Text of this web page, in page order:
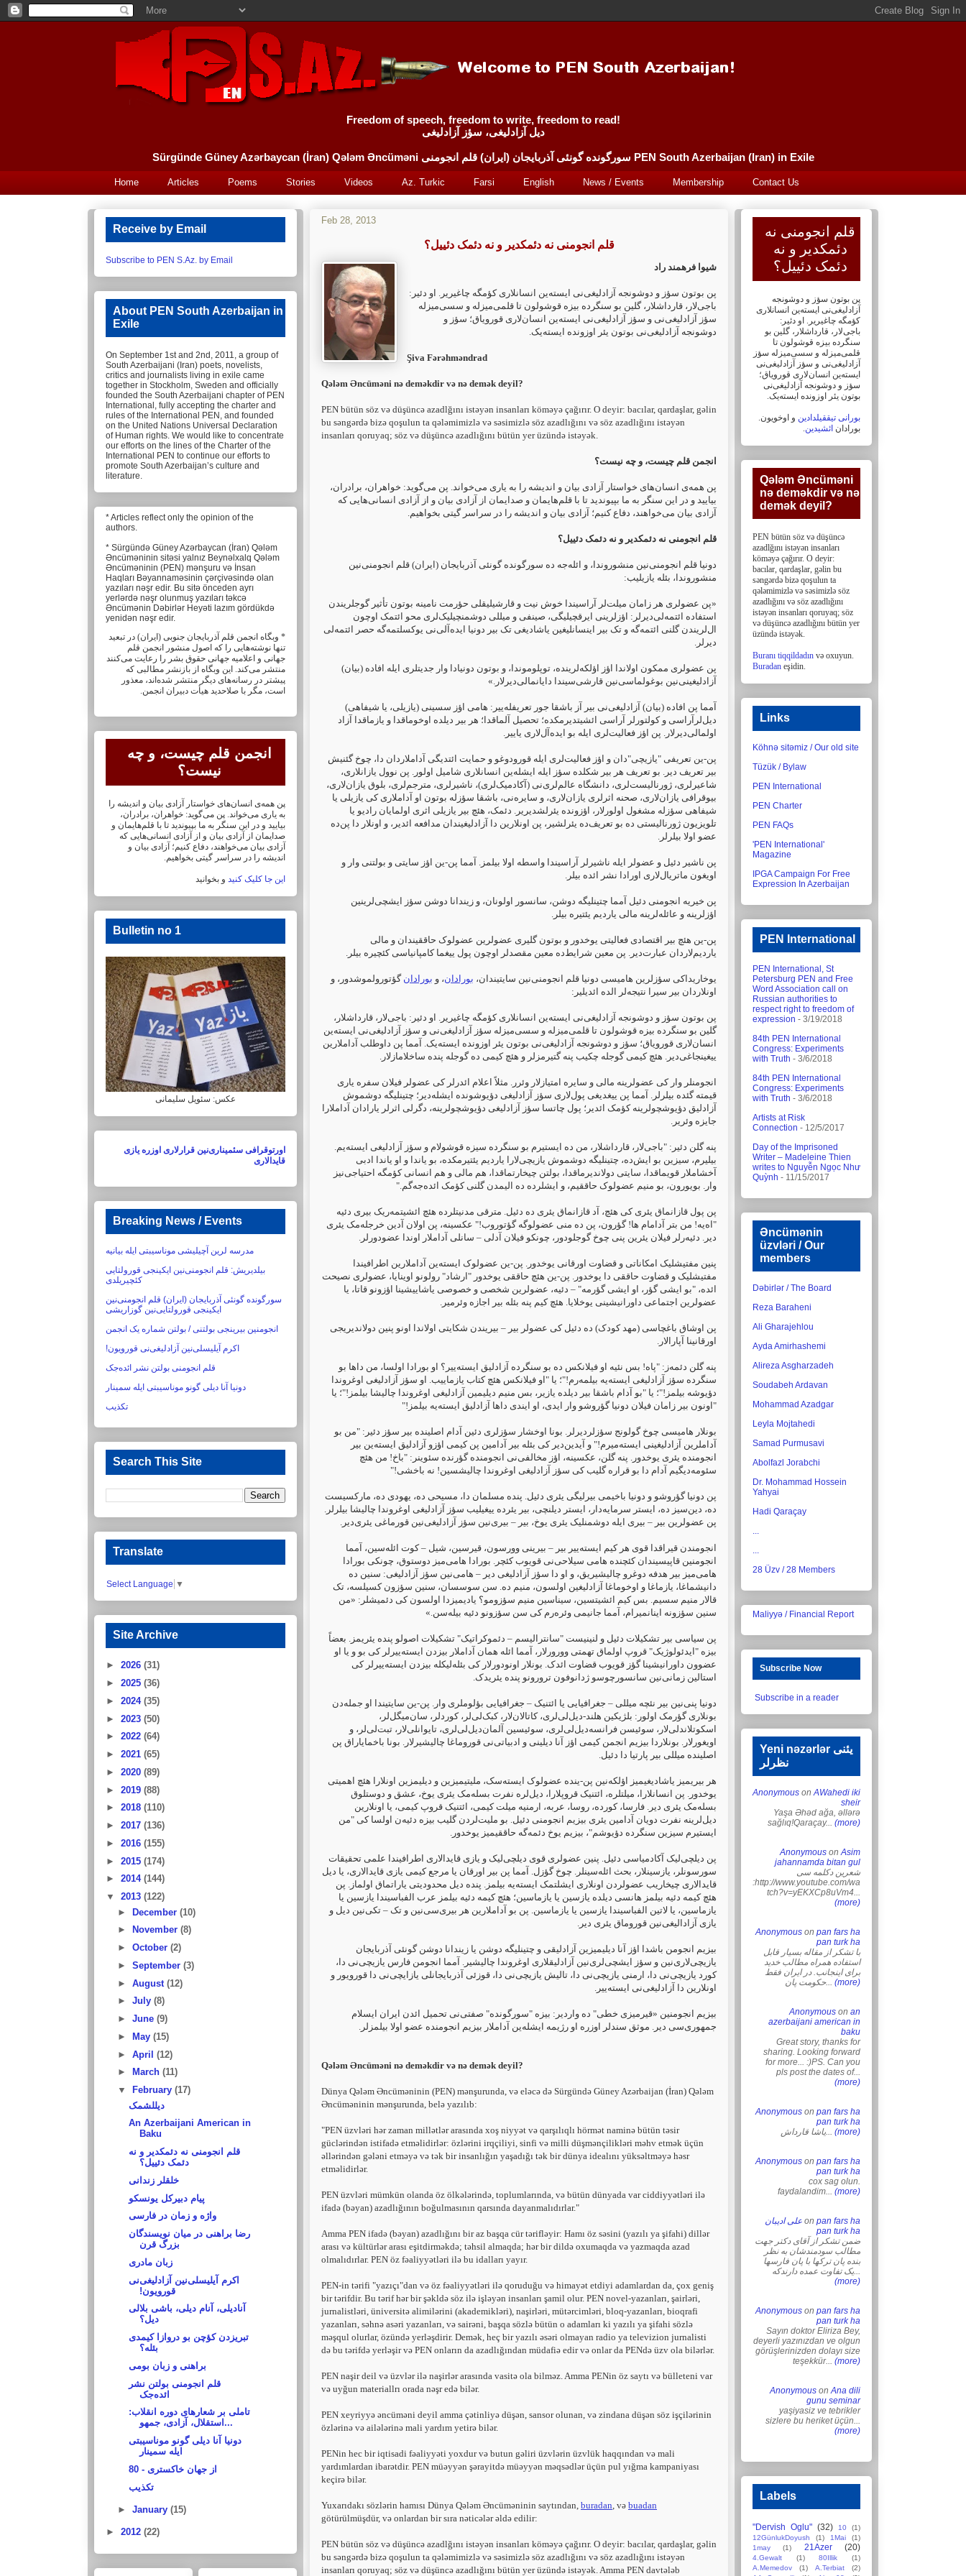
Freedom of speech, freedom to write, freedom to read!
دیل آزادلیغی، سؤز آزادلیغی
Sürgünde Güney Azərbaycan (İran) Qələm Əncüməni سورگونده گونئی آذربایجان (ایران) قلم انجومنی PEN South Azerbaijan (Iran) in Exile
Home Articles Poems Stories Videos Az. Turkic Farsi English News / Events Membership Contact Us
Feb 28, 2013
قلم انجومنی نه دئمکدیر و نه دئمک دئییل؟
شیوا فرهمند راد
پن بوتون سؤز و دوشونجه آزادلیغی‌نی ایسته‌ین انسانلاری کؤمگه چاغیریر. او دئیر:
باجی‌لار، ‏قارداشلار، گلین بو سنگرده بیزه قوشولون تا قلمی‌میزله و سسی‌میزله
سؤز آزادلیغی‌نی و سؤز ‏آزادلیغی‌نی ایسته‌ین انسان‌لاری قورویاق؛ سؤز و
دوشونجه آزادلیغی‌نی بوتون یئر اوزونده ایسته‌یک. ‏
Şiva Fərəhməndrad
Qələm Əncüməni nə deməkdir və nə demək deyil?‎
PEN bütün söz və düşüncə azadlğını istəyən insanları köməyə çağırır. O deyir: bacılar, ‎qardaşlar, gəlin
bu səngərdə bizə qoşulun ta qələmimizlə və səsimizlə söz azadlığını və söz ‎azadlığını istəyən
insanları qoruyaq; söz və düşüncə azadlığını bütün yer üzündə istəyək.
انجمن قلم چیست، و چه نیست؟
پن همه‌ی انسان‌های خواستار آزادی بیان و اندیشه را به یاری می‌خواند. پن می‌گوید: خواهران، ‏برادران،
بیایید و در این سنگر به ما بپیوندید تا با قلم‌هایمان و صدایمان از آزادی بیان و از آزادی ‏انسانی‌هایی که
آزادی بیان می‌خواهند، دفاع کنیم؛ آزادی بیان و اندیشه را در سراسر گیتی ‏بخواهیم.
قلم انجومنی نه دئمکدیر و نه دئمک دئییل؟
دونیا قلم انجومنی‌نین منشوروندا، و ائله‌جه ده سورگونده گونئی آذربایجان (ایران) قلم انجومنی‌نین
‏منشوروندا، بئله یازیلیب:‏
‏«پن عضولری هر زامان میلت‌لر آراسیندا خوش نیت و قارشیلیقلی حؤرمت نامینه بوتون تأثیر ‏گوجلریندن
استفاده ائتمه‌لی‌دیرلر: اؤزلرینی ایرقچیلیگی، صینفی و میللی دوشمنچیلیک‌لری محو ‏ائتمک اوچون
ال‌لریندن گلنی ائتمه‌گه و تک بیر اینسانلیغین یاشادیغی تک بیر دونیا ایده‌آلی‌نی ‏یوکسلتمه‌گه حصر ائتمه‌لی
دیرلر.‏
پن عضولری ممکون اولاندا اؤز اؤلکه‌لرینده، توپلوموندا، و بوتون دونیادا وار جدیتلری ایله افاده (بیان)
‏آزادلیغینی‌نین بوغولماسی‌نین قارشی‌سیندا دایانمالی‌دیرلار.»‏
آمما پن افاده (بیان) آزادلیغی‌نی بیر آز باشقا جور تعریفله‌ییر: هامی اؤز سسینی (یازیلی، یا ‏شیفاهی)
دیل‌لرآراسی و کولتورلر آراسی ائشیتدیرمکده؛ تحصیل آلماقدا؛ هر بیر دیلده اوخوماقدا و ‏یازماقدا آزاد
اولمالی‌دیرلار. پن اؤز فعالیت‌لری ایله بو ایده‌آل‌لاری یاییر.‏
پن-ین تعریفی "یازیچی"دان و اؤز فعالیت‌لری ایله قورودوغو و حمایت ائتدیگی آداملاردان دا، چوخ ‏گئنیش
بیر تعریف دیر. بو تعریف هر بیر شکلده سؤز ایله ایشله‌ین انسانلاری شامیل اولور. پن نوول ‏یازانلاری،
شاعیرلری، ژورنالیست‌لری، دانشگاه عالم‌لری‌نی (آکادمیک‌لری)، ناشیرلری، مترجم‌لری، ‏بلوق یازان‌لاری،
بیوقرافی یازان‌لاری، صحنه اثرلری یازان‌لاری، و سایره‌نی، باشقا سؤزله بوتون او ‏آداملاری کی یازیلی یا
شیفاهی سؤزله مشغول اولورلار، اؤزونده یئرلشدیریر. دئمک، هئچ بیر یازیلی ‏اثری اولمایان رادیو یا
تلویزیون ژورنالیستی ده بو تعریف‌ده یئرلشیر، پن اونلارین دا آزادلیغیندان مدافعه ‏ائدیر، و اونلار دا پن‌ده
عضو اولا بیلرلر.‏
پن ناشیر دئیل و عضولر ایله ناشیرلر آراسیندا واسطه اولا بیلمز. آمما پن-ین اؤز سایتی و بولتنی وار ‏و
اویغون ماتریال‌لاری اورادا نشر ائده بیلر.‏
پن خیریه انجومنی دئیل آمما چتینلیگه دوشن، سانسور اولونان، و زیندانا دوشن سؤز ایشچی‌لرینین
‏اؤزلرینه و عائله‌لرینه مالی یاردیم یئتیره بیلر.‏
پن-ین هئچ بیر اقتصادی فعالیتی یوخدور و بوتون گلیری عضولرین عضولوک حاققیندان و مالی
‏یاردیم‌لاردان عبارت‌دیر. پن معین شرایط‌ده معین مقصدلر اوچون پول ییغما کامپانیاسی کئچیره بیلر.‏
یوخاریداکی سؤزلرین هامیسی دونیا قلم انجومنی‌نین سایتیندان، بورادان، و بورادان گؤتورولموشدور، ‏و
اونلاردان بیر سیرا نتیجه‌لر الده ائدیلیر:‏
پن بوتون سؤز و دوشونجه آزادلیغی‌نی ایسته‌ین انسانلاری کؤمگه چاغیریر. او دئیر: باجی‌لار، ‏قارداشلار،
گلین بو سنگرده بیزه قوشولون تا قلمی‌میزله و سسی‌میزله سؤز آزادلیغی‌نی و سؤز ‏آزادلیغی‌نی ایسته‌ین
انسان‌لاری قورویاق؛ سؤز و دوشونجه آزادلیغی‌نی بوتون یئر اوزونده ایسته‌یک. ‏آمما پن داوطلب آداملارین
ییغینجاغی‌دیر. هئچ کیمی گوجله چکیب پنه گتیرمزلر و هئچ کیمی ده ‏گوجله پنده ساخلامازلار.‏
انجومنلر وار کی عضولرینه مالی و سایره امتیازلار وئرر. مثلاً اعلام ائدرلر کی عضولر فیلان سفره ‏یاری
قیمته گئده بیلرلر. آمما پن ییغدیغی پول‌لاری سؤز آزادلیغی دؤیوشونده ایشله‌دیر؛ چتینلیگه ‏دوشموش
آزادلیق دؤیوشچولرینه کؤمک ائدیر؛ پول چاتسا سؤز آزادلیغی دؤیوشچولرینه، دگرلی اثرلر ‏یارادان آداملارا
جایزه وئریر.‏
پنه گلن دئیر: "باجی‌لار، قارداشلار، من ده ایستیرم بو سنگرده سیزه قوشولام و سؤز آزادلیغی ‏ایسته‌یم.
بیلیرم، سیزین بو ایش‌ده، چتینلیگه دوشموش یازیچی‌لارا یاردیم یئتیرمکده، بو یاندا و او ‏یاندا ادبی
آخشاملار قویماقدا، سایتی دولاندیرماقدا، بولتن چیخارتماقدا، هم مالی و هم انسانی ‏کؤمگه احتیاجی‌نیز
وار. بویورون، بو منیم عضولوک حاققیم، و ایشلرده ده الیمدن گلنی کؤمک ‏ائده‌جه‌گم."‏
پن پول قازانماق یئری کی هئچ، آد قازانماق یئری ده دئیل. مترقی مدنیتلرده هئچ ائشیتمه‌ریک بیری ‏دئیه
"اه‌یه! من بتر آدامام ها! گؤرون، پن ده منی عضولوگه گؤتوروب!" عکسینه، پن اولان آدین ‏خرجله‌مک یئری
دیر. دئیه‌رلر فیلان یئرین پنی چوخ گوجلودور، چونکو فیلان آدلی – سانلی آداملار ‏اوندا عضودورلر.‏
پنین مفتیشلیک امکاناتی و قضاوت اورقانی یوخدور. پن-ین عضولوک ایسته‌ین آداملارین اطرافیندا
‏مفتیشلیک و قضاوت حاققی دا یوخدور. پن-ین هئچ حاققی یوخدور "ارشاد" رولونو اوینایا، عضولری ‏نصیحت
ائده، "بو ایشی گؤر، او ایشی گؤرمه" – دئیه، عضولرین شخصی و خصوصی یاشاییشینا ‏اؤزونو قاتا، یا
عضولرین اجتماعی داورانیشینی یوخلایا. هئچ کیم پنه بئله بیر اجازه وئرمیر.‏
پن اوشاق باغچاسی (مهد کودک) ده دئیل کی عضولر بیر – بیریندن شکایتی اولاندا اونو پنین ‏دولاندیریجی
اورقانینا آپارالار.‏
پنه گلن دئمه‌ز: "پاه! بس نئیه او فیلانکس ده بو سنگرده آزادلیق ایسته‌ییر؟ او بورادا اولسا، من داها ‏بو
سنگرده سؤز آزادلیغی ایسته‌یه بیلمه‌رم!"؛ یا "او فیلانکس هئچ کتاب یازماییب. او سؤز آزادلیغی ‏اوغروندا
دؤیوشه بیلمز!"؛ یا "بو آدام باشقا بیر دیلده یازیر، بس منیم دیلیمین آزادلیغی‌ اوغروندا ‏چالیشا بیلمز!"؛ یا
"اونون بیر زامان فیلان دونیا گؤروشو وار ایدی، او ایندی داها آزادلیق ایسته‌یه ‏بیلمز!"‏
بونلار هامیسی چوخ گولونج سؤزلردیرلر. بونا اوخشار سؤزلری دئین آدام اصلینده بیر سؤز دئیر: "من ‏بو
آداملرین آزادلیغینی ایسته‌میرم!" و آیدین‌دیر کی بئله بیر آدامین پن کیمی اؤزو آزادلیق ایسته‌ین ‏بیر
انجومنده یئری یوخدور. پنه گلن، عکسینه، اؤز مخالفی‌نی انجومنده گؤرنده سئوینر: "باخ! من ‏هئچ
سئومه‌دیگیم آدام دا بو قراره گلیب کی سؤز آزادلیغی اوغروندا چالیشسین! نه باخشی!"‏
پن دونیا گؤروشو و دونیا باخیمی بیرلیگی یئری دئیل. پنده مسلمان دا، مسیحی ده، یهودی ده، ‏مارکسیست
ده، دین‌سیز ده، ایستر سرمایه‌دار، ایستر دیلنچی، بیر یئرده ییغیلیب سؤز آزادلیغی ‏اوغروندا چالیشا بیلرلر.
پن عضولرین بیر – بیری ایله دوشمنلیک یئری یوخ، بیر – بیری‌نین سؤز ‏آزادلیغی‌نین قورماغی یئری‌دیر.‏
انجومندن قیراقدا قوی هر کیم ایسته‌ییر بیر – بیرینی وورسون، قیرسین، شیل – کوت ائله‌سین، آمما
‏انجومنین قاپیسیندان کئچنده هامی سیلاحی‌نی قویوب کئچر. بورادا هامی‌میز دوستوق، چونکی ‏بورادا
هامی‌میز بیر هدفه دوغرو چالیشیریق، و او دا سؤز آزادلیغی دیر – هامی‌نین سؤز آزادلیغی: ‏سنین ده
دانیشماغا، یازماغا و اوخوماغا آزادلیغین اولسون، منیم ده. سن سوسسان، سنین ‏سؤزون کسیلسه، تک
قالار منیم سسیم. بس کیم ائشیتسین، سیناسین منیم سؤزومو؟ یادیمیزدا ‏اولسون کی دئمیشلر: «من
سنین سؤزونه اینانمیرام، آمما جانیمی وئره‌رم کی سن سؤزونو دئیه ‏بیله‌سن.»‏
پن سیاسی بیر تشکیلات دئیل و لنینیست "سانترالیسم – دئموکراتیک" تشکیلات اصولو پنده یئریمز. ‏بعضاً
بیزه "ایدئولوژیک" قروپ اولماق تهمتی وورورلار، آمما ائله همان آداملار بیزدن ایسته‌ییرلر کی بو ‏و یا او
عضوون داورانیشینا گؤز قویوب قضاوت ائدک. بونلار اونودورلار کی بئله‌لیکله بیزدن ایسته‌ییرلر ‏کی
استالین زمانی‌نین سانسورچوسو ژدانوفون ترورونو پنده یئریدک.‏
دونیا پنی‌نین بیر نئچه میللی – جغرافیایی یا ائتنیک – جغرافیایی بؤلوملری وار. پن‌-ین سایتیندا او ‏جمله‌دن
بونلاری گؤرمک اولور: بلژیکین هلند-دیل‌لی‌لری، کاتالان‌لار، کبک‌لی‌لر، کوردلر، سان‌میگل‌لر،
‏اسکوتلاندلی‌لار، سوئیسن فرانسه‌دیل‌لی‌لری، سوئیسین آلمان‌دیل‌لی‌لری، تایوانلی‌لار، تبت‌لی‌لر، و
‏اویغورلار. بونلاردا بیزیم انجمن کیمی اؤز آنا دیلینی و ادبیاتی‌نی قوروماغا چالیشیرلار. بونا باخمایاراق ‏پن
اصلینده میللی بیر پارتیا دا دئیل.‏
هر بیریمیز یاشادیغیمیز اؤلکه‌نین پن-ینده عضولوک ایسته‌سک، ملیتیمیزین و دیلیمزین اونلارا هئچ ‏اهمیتی
یوخدور. پن انسانلارا، میلتلره، ائتنیک قروپلارا، دیل‌لره نفرت بسله‌مک یئری یوخ، عشق و ‏دوستلوق
بسله‌مک یئری دیر. فارسا، کورده، روسا، عربه، ارمنیه میلت کیمی، ائتنیک قروپ کیمی، ‏یا اونلارین
دیل‌لرینه نفرت دویان آدامین یئری بیزیم انجومنی دئیل. بو ملیت‌لردن گلیب بیزه دئیه‌ن ‏اولسا کی "من
ایستیرم سیزین سنگرده دؤیوشم"، بیزیم یوخ دئمه‌گه حاققیمیز یوخدور.‏
پن دیلچی‌لیک آکادمیاسی دئیل. پنین عضولری قوی دیلچی‌لیک و یازی قایدالاری اطرافیندا علمی ‏تحقیقات
سورسونلر، یازسینلار، بحث ائله‌سینلر. چوخ گؤزل. آمما پن بیر اورقان یا مرجع کیمی یازی ‏قایدالاری، یا دیل
قایدالاری چیخاریب عضولردن اونلاری ایشلتمک ایسته‌یه بیلمز. پنده دیل محدودیتی ‏یاراتماق اولماز. پن
هئچ کیمه دئیه بیلمز هانسی دیلده یازسین یا یازماسین؛ هئچ کیمه دئیه بیلمز ‏عرب الفباسیندا یازسین یا
یازماسین، یا لاتین الفباسیندا یازسین یا یازماسین. پن بو آداملارین هر ‏بیری‌سی‌نین و تک – تکی‌نین دیل و
یازی آزادالیغی‌نین قوروماق یئری دیر.‏
بیزیم انجومن باشدا اؤز آنا دیلیمیزین آزادلیقی و چتینلیگه دوشن یا زیندانا دوشن گونئی آذربایجان
‏یازیچی‌لاری‌نین و سؤز ایشچی‌لری‌نین آزادلیقلاری اوغروندا چالیشیر. آمما انجومن فارس یازیچی‌نی ‏دا،
کورد یازیچی‌نی دا، ارمنی یازیچی‌نی دا، تالیش یازیچی‌نی دا، قوزئی آذربایجانلی یازایچی‌نی دا ‏قورویور و
اونلارین دا آزادلیغی‌نی ایسته‌ییر.‏
بیزیم انجومنین «قیرمیزی خطی" ده واردیر: بیزه "سورگونده" صفتی‌نی تحمیل ائدن ایران ایسلام
‏جمهوری‌سی دیر. موثق سندلر اوزره او رژیمه ایشله‌ین آداملار بیزیم انجومنده عضو اولا بیلمزلر.‏
Qələm Əncüməni nə deməkdir və nə demək deyil?
Dünya Qələm Əncüməninin (PEN) mənşurunda, və eləcə də Sürgündə Güney Azərbaijan ‎‎(İran) Qələm
Əncüməninin mənşurunda, belə yazılıb:‎
‎"PEN üzvləri hər zaman millətlər arasında xoş niyyət və qarşılıqlı hörmət naminə bütün təsir
‎güclərindən istifadə etməlidirlər: özlərini irqçiliyi, sinfi və milli düşmənçilikləri məhv etmək ‎üçün
əllərindən gələni etməyə və tək bir insanlığın yaşadığı tək bir dünya idealını yüksəltməyə ‎həsr
etməlidirlər.‎
PEN üzvləri mümkün olanda öz ölkələrində, toplumlarında, və bütün dünyada var ciddiyyətləri ‎ilə
ifadə (bəyan) azadlığının boğulmasının qarsında dayanmalıdırlar."‎
Amma PEN ifadə (bəyan) azadlığını bir az başqa cür tərifləyir: Hamı öz səsini (yazılı ya şifahi) ‎dillər
arası və kültürlər arası eşitdirməkdə; təhsil almaqda; hər bir dildə oxumaqda və ‎yazmaqda azad
olmalıdırlar. PEN öz fəaliyyətləri ilə bu idalları yayır.‎
PEN-in tərifi "yazıçı"dan və öz fəaliyyətləri ilə qoruduğu və himayət etdiyi adamlardan da, çox ‎geniş
bir tərifdir. Bu tərif hər bir şəkldə söz ilə işləyən insanları şamil olur. PEN novel-‎yazanları, şairləri,
jurnalistləri, üniversitə alimilərini (akademikləri), naşirləri, mütərcimləri, bloq-‎yazanları, bioqrafi
yazanları, səhnə asəri yazanları, və sairəni, başqa sözlə bütün o adamları ki ‎yazılı ya şifahi sözlə
məşqul olurlar, özündə yerləşdirir. Demək, heç bir yazılı əsəri olmayan ‎radio ya televizion jurnalisti
də bu tərifdə yerləşir və PEN onların da azadlığından müdafiə edir ‎və onlar da PENdə üzv ola bilərlər.‎
PEN naşir deil və üzvlər ilə naşirlər arasında vasitə ola bilməz. Amma PENin öz saytı və ‎bülleteni var
və uyğun materiallrı orada nəşr edə bilər.‎
PEN xeyriyyə əncüməni deyil amma çətinliyə düşən, sansor olunan, və zindana düşən söz ‎işçilərinin
özlərinə və ailələrinə mali yardım yetirə bilər.‎
PENin hec bir iqtisadi fəaliyyəti yoxdur və butun gəliri üzvlərin üzvlük haqqından və mali
‎yardımlardan ibarətdir. PEN müəyyən şərayitdə müəyyən məqsədlər üçün pul yığma ‎kampaniyası
keçirə bilər.‎
Yuxarıdakı sözlərin hamısı Dünya Qələm Əncüməninin saytından, buradan, və buadan
‎götürülmüşdür, və onlardan bir sıra nəticələr əldə edilir:‎
PEN bütün söz və düşüncə azadlğını istəyən insanları köməyə çağırır. O deyir: bacılar, ‎qardaşlar, gəlin
bu səngərdə bizə qoşulun ta qələmimizlə və səsimizlə söz azadlığını və söz ‎azadlığını istəyən
insanları qoruyaq; söz və düşüncə azadlığını bütün yer üzündə istəyək. ‎Amma PEN davtələb
Receive by Email
Subscribe to PEN S.Az. by Email
About PEN South Azerbaijan in
Exile
On September 1st and 2nd, 2011, a group of
South Azerbaijani (Iran) poets, novelists,
critics and journalists living in exile came
together in Stockholm, Sweden and officially
founded the South Azerbaijani chapter of PEN
International, fully accepting the charter and
rules of the International PEN, and founded
on the United Nations Universal Declaration
of Human rights. We would like to concentrate
our efforts on the lines of the Charter of the
International PEN to continue our efforts to
promote South Azerbaijan’s culture and
literature.
* Articles reflect only the opinion of the
authors.
* Sürgündə Güney Azərbaycan (İran) Qələm
Əncüməninin sitəsi yalnız Beynəlxalq Qələm
Əncüməninin (PEN) mənşuru və İnsan
Haqları Bəyannaməsinin çərçivəsində olan
yazıları nəşr edir. Bu sitə önceden ayrı
yerlərdə nəşr olunmuş yazıları təkcə
Əncümənin Dəbirlər Heyəti lazım gördükdə
yenidən nəşr edir.
* وبگاه انجمن قلم آذربایجان جنوبی (ایران) در تبعید
تنها نوشته‌هایی را که اصول منشور انجمن قلم
جهانی و ‏اعلامیه جهانی حقوق بشر را رعایت می‌کنند
منتشر می‌کند. این وبگاه از بازنشر مطالبی که
پیشتر در ‏رسانه‌های دیگر منتشر شده‌اند، معذور
است، مگر با صلاحدید هیأت دبیران انجمن.
انجمن قلم چیست، و چه
نیست؟
پن همه‌ی انسان‌های خواستار آزادی بیان و اندیشه را
به یاری می‌خواند. پن می‌گوید: خواهران، ‏برادران،
بیایید و در این سنگر به ما بپیوندید تا با قلم‌هایمان‏ و
صدایمان از آزادی بیان و از آزادی ‏انسانی‌هایی که
آزادی بیان می‌خواهند، دفاع کنیم؛ آزادی بیان و
اندیشه را در سراسر گیتی ‏بخواهیم.
این جا کلیک کنید و بخوانید
Bulletin no 1
عکس: سئویل سلیمانی
اورتوقرافی سئمیناری‌نین قرارلاری اوزره یازی
قایدالاری
Breaking News / Events
مدرسه لرین آچیلیشی موناسیبتی ایله بیانیه
بیلدیریش:‏ قلم انجومنی‌نین ایکینجی قورولتایی
کئچیریلدی
سورگونده گونئی آذربایجان (ایران) قلم انجومنی‌نین
ایکینجی قورولتایی‌نین گوزاریشی‏
انجومنین بیرینجی بولتنی / بولتن شماره یک انجمن
اکرم آیلیسلی‌نین آزادلیغی‌نی قورویون!‏
قلم انجومنی بولتن نشر ائده‌جک
دونیا آنا دیلی گونو موناسیبتی ایله سمینار
تکذیب
Search This Site
Translate
Select Language ▼
Site Archive
► 2026 (31)
► 2025 (36)
► 2024 (35)
► 2023 (50)
► 2022 (64)
► 2021 (65)
► 2020 (89)
► 2019 (88)
► 2018 (110)
► 2017 (136)
► 2016 (155)
► 2015 (174)
► 2014 (144)
▼ 2013 (122)
► December (10)
►
November (8)
► October (2)
► September (3)
► August (12)
► July (8)
► June (9)
►
May (15)
► April (12)
►
March (11)
▼
February (17)
دیللشمک
An Azerbaijani American in
Baku
قلم انجومنی نه دئمکدیر و نه
دئمک دئییل؟
خلقلر زندانی
پیام دبیرکل یونسکو
واژه‌ و زمان‌ در فارسى‌‏
رضا براهنی در میان نویسندگان
بزرگ قرن
زبان مادری
اکرم آیلیسلی‌نین آزادلیغی‌نی
قورویون!‏
آنادیلی، آنام دیلی، باشی بلالی
دیل؟
تبریزدن کؤچن بو دروازا کیمدی
بئله؟
براهنی و زبان بومی
قلم انجومنی بولتن نشر
ائده‌جک
تاملی بر شعارهای دوره انقلاب:
استقلال، آزادی، جمهو...
دونیا آنا دیلی گونو موناسیبتی
ایله سمینار
از جهان خاکستری - 80‏
تکذیب
► January (15)
► 2012 (22)
قلم انجومنی نه
دئمکدیر و نه
دئمک دئییل؟
پن بوتون سؤز و دوشونجه
آزادلیغی‌نی ایسته‌ین انسانلاری
کؤمگه چاغیریر. او دئیر:
باجی‌لار، ‏قارداشلار، گلین بو
سنگرده بیزه قوشولون تا
قلمی‌میزله و سسی‌میزله سؤز
آزادلیغی‌نی و سؤز ‏آزادلیغی‌نی
ایسته‌ین انسان‌لاری قورویاق؛
سؤز و دوشونجه آزادلیغی‌نی
بوتون یئر اوزونده ایسته‌یک. ‏
بورانی تیققیلدادین و اوخویون.
بورادان ائشیدین.
Qələm Əncüməni
nə deməkdir və nə
demək deyil?‎
PEN bütün söz və düşüncə
azadlğını istəyən insanları
köməyə çağırır. O deyir:
bacılar, ‎qardaşlar, gəlin bu
səngərdə bizə qoşulun ta
qələmimizlə və səsimizlə söz
azadlığını və söz ‎azadlığını
istəyən insanları qoruyaq; söz
və düşüncə azadlığını bütün yer
üzündə istəyək.
Buranı tiqqildadın və oxuyun.
Buradan eşidin.
Links
Köhnə sitəmiz / Our old site
Tüzük / Bylaw
PEN International
PEN Charter
PEN FAQs
'PEN International'
Magazine
IPGA Campaign For Free
Expression In Azerbaijan
PEN International
PEN International, St
Petersburg PEN and Free
Word Association call on
Russian authorities to
respect right to freedom of
expression - 3/19/2018
84th PEN International
Congress: Experiments
with Truth - 3/6/2018
84th PEN International
Congress: Experiments
with Truth - 3/6/2018
Artists at Risk
Connection - 12/5/2017
Day of the Imprisoned
Writer – Madeleine Thien
writes to Nguyễn Ngọc Như
Quỳnh - 11/15/2017
Əncümənin
üzvləri / Our
members
Dəbirlər / The Board
Reza Baraheni
Ali Gharajehlou
Ayda Amirhashemi
Alireza Asgharzadeh
Soudabeh Ardavan
Mohammad Azadgar
Leyla Mojtahedi
Samad Purmusavi
Abolfazl Jorabchi
Dr. Mohammad Hossein
Yahyai
Hadi Qaraçay
...
...
28 Üzv / 28 Members
Maliyyə / Financial Report
Subscribe Now
Subscribe in a reader
Yeni nəzərlər یئنی
نظرلر
Anonymous onAWahedi iki
sheir
Yaşa Əhəd ağa, əllərə
sağlıq!Qaraçay... (more)
Anonymous onAsim
jahannamda bitan gul
شعرین دکلمه سی
:http://www.youtube.com/wa
tch?v=yEKXCp8uVm4...
(more)
Anonymous on pan fars ha
pan turk ha
با تشکر از مقاله بسیار قابل
استفاده همراه مطالب خدید
برای اینجانب. در ایران فقط
حکومت پان... (more)
Anonymous on an
azerbaijani american in
baku
Great story, thanks for
sharing. Looking forward
for more... :)PS. Can you
pls post the dates of...
(more)
Anonymous on pan fars ha
pan turk ha
یاشا قارداش... (more)
Anonymous on pan fars ha
pan turk ha
cox sag olun.
faydalandim... (more)
علی ادیبان on pan fars ha
pan turk ha
ضمن تشکر از آقای دکتر جهت
مطالب سودمندشان به نظر
بنده پان ترکها با پان فارسها
یک تفاوت عمده دارندکه...
(more)
Anonymous on pan fars ha
pan turk ha
Sayın doktor Eliriza Bey,
deyerli yazınızdan ve olgun
görüşlerinizden dolayı size
teşekkür... (more)
Anonymous onAna dili
gunu seminar
yaşiyasiz ve tebrikler
sizlere bu heriket üçün...
(more)
Labels
"Dervish Oglu" (32) 10
(1)
12GünlukDoyush
(1) 1Mai
(1)
1may
(1) 21Azer (20)
4.Gewalt (1) 80Illik
(1)
A.Memedov
(1) A.Terbiat
(2)